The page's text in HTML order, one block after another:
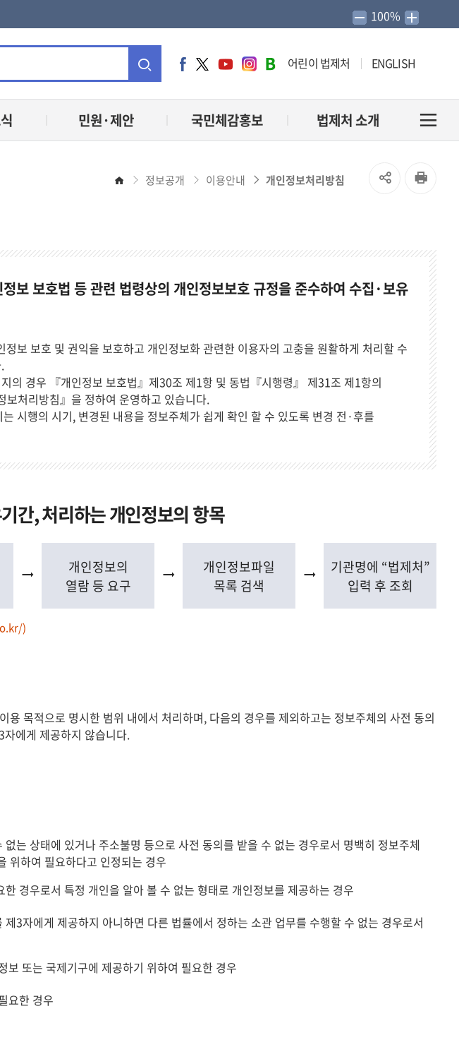
100%
통
색
페
스
북
트
터
유
브
타
그
버
어린이 법제처 ENGLISH
민원·제안 국민체감홍보 법제처 소개
홈 정보공개 이용안내 개인정보처리방침
SNS
기
인
보 보호법 등 관련 법령상의 개인정보보호 규정을 준수하여 수집·보유
보 보호 및 권익을 보호하고 개인정보화 관련한 이용자의 고충을 원활하게 처리할 수
의 경우 『개인정보 보호법』제30조 제1항 및 동법『시행령』 제31조 제1항의
처리방침』을 정하여 운영하고 있습니다.
시행의 시기, 변경된 내용을 정보주체가 쉽게 확인 할 수 있도록 변경 전·후를
간, 처리하는 개인정보의 항목
개인정보의
열람 등 요구
개인정보파일
목록 검색
기관명에 “법제처”
입력 후 조회
)
용 목적으로 명시한 범위 내에서 처리하며, 다음의 경우를 제외하고는 정보주체의 사전 동의
에게 제공하지 않습니다.
는 상태에 있거나 주소불명 등으로 사전 동의를 받을 수 없는 경우로서 명백히 정보주체
위하여 필요하다고 인정되는 경우
경우로서 특정 개인을 알아 볼 수 없는 형태로 개인정보를 제공하는 경우
3자에게 제공하지 아니하면 다른 법률에서 정하는 소관 업무를 수행할 수 없는 경우로서
또는 국제기구에 제공하기 위하여 필요한 경우
요한 경우